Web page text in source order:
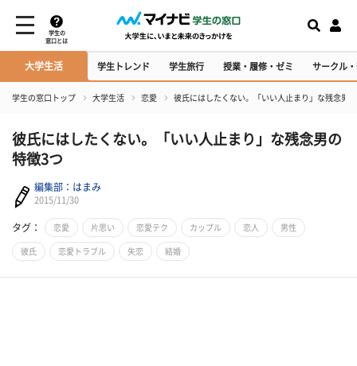
学生の
窓口とは
大学生活 学生トレンド 学生旅行 授業・履修・ゼミ サークル
学生の窓口トップ 大学生活 恋愛 彼氏にはしたくない。「いい人止まり」な残念男
彼氏にはしたくない。「いい人止まり」な残念男の
特徴3つ
編集部：はまみ
2015/11/30
タグ： 恋愛 片思い 恋愛テク カップル 恋人 男性
彼氏 恋愛トラブル 失恋 結婚